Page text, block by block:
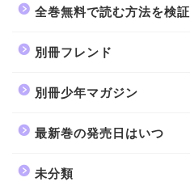
全巻無料で読む方法を検証
別冊フレンド
別冊少年マガジン
最新巻の発売日はいつ
未分類